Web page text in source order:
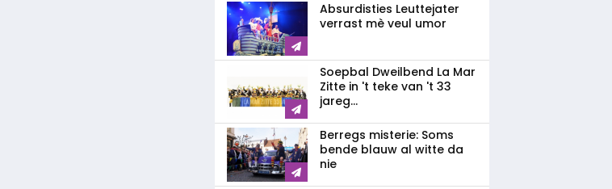
Absurdisties Leuttejater
verrast mè veul umor
Soepbal Dweilbend La Mar
Zitte in 't teke van 't 33
jareg...
Berregs misterie: Soms
bende blauw al witte da
nie